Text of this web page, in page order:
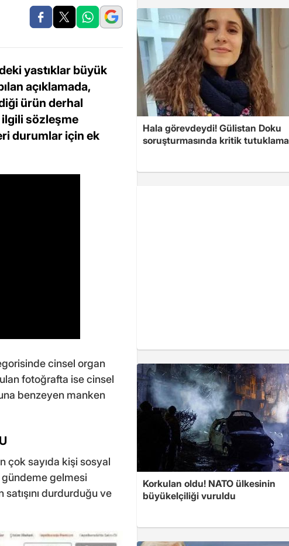
yastıklar büyük
açıklamada,
ürün derhal
ilgili sözleşme
durumlar için ek
cinsel organ
fotoğrafta ise cinsel
benzeyen manken
çok sayıda kişi sosyal
gündeme gelmesi
durdurduğu ve
Hala görevdeydi! Gülistan Doku
soruşturmasında kritik tutuklama
Korkulan oldu! NATO ülkesinin
büyükelçiliği vuruldu